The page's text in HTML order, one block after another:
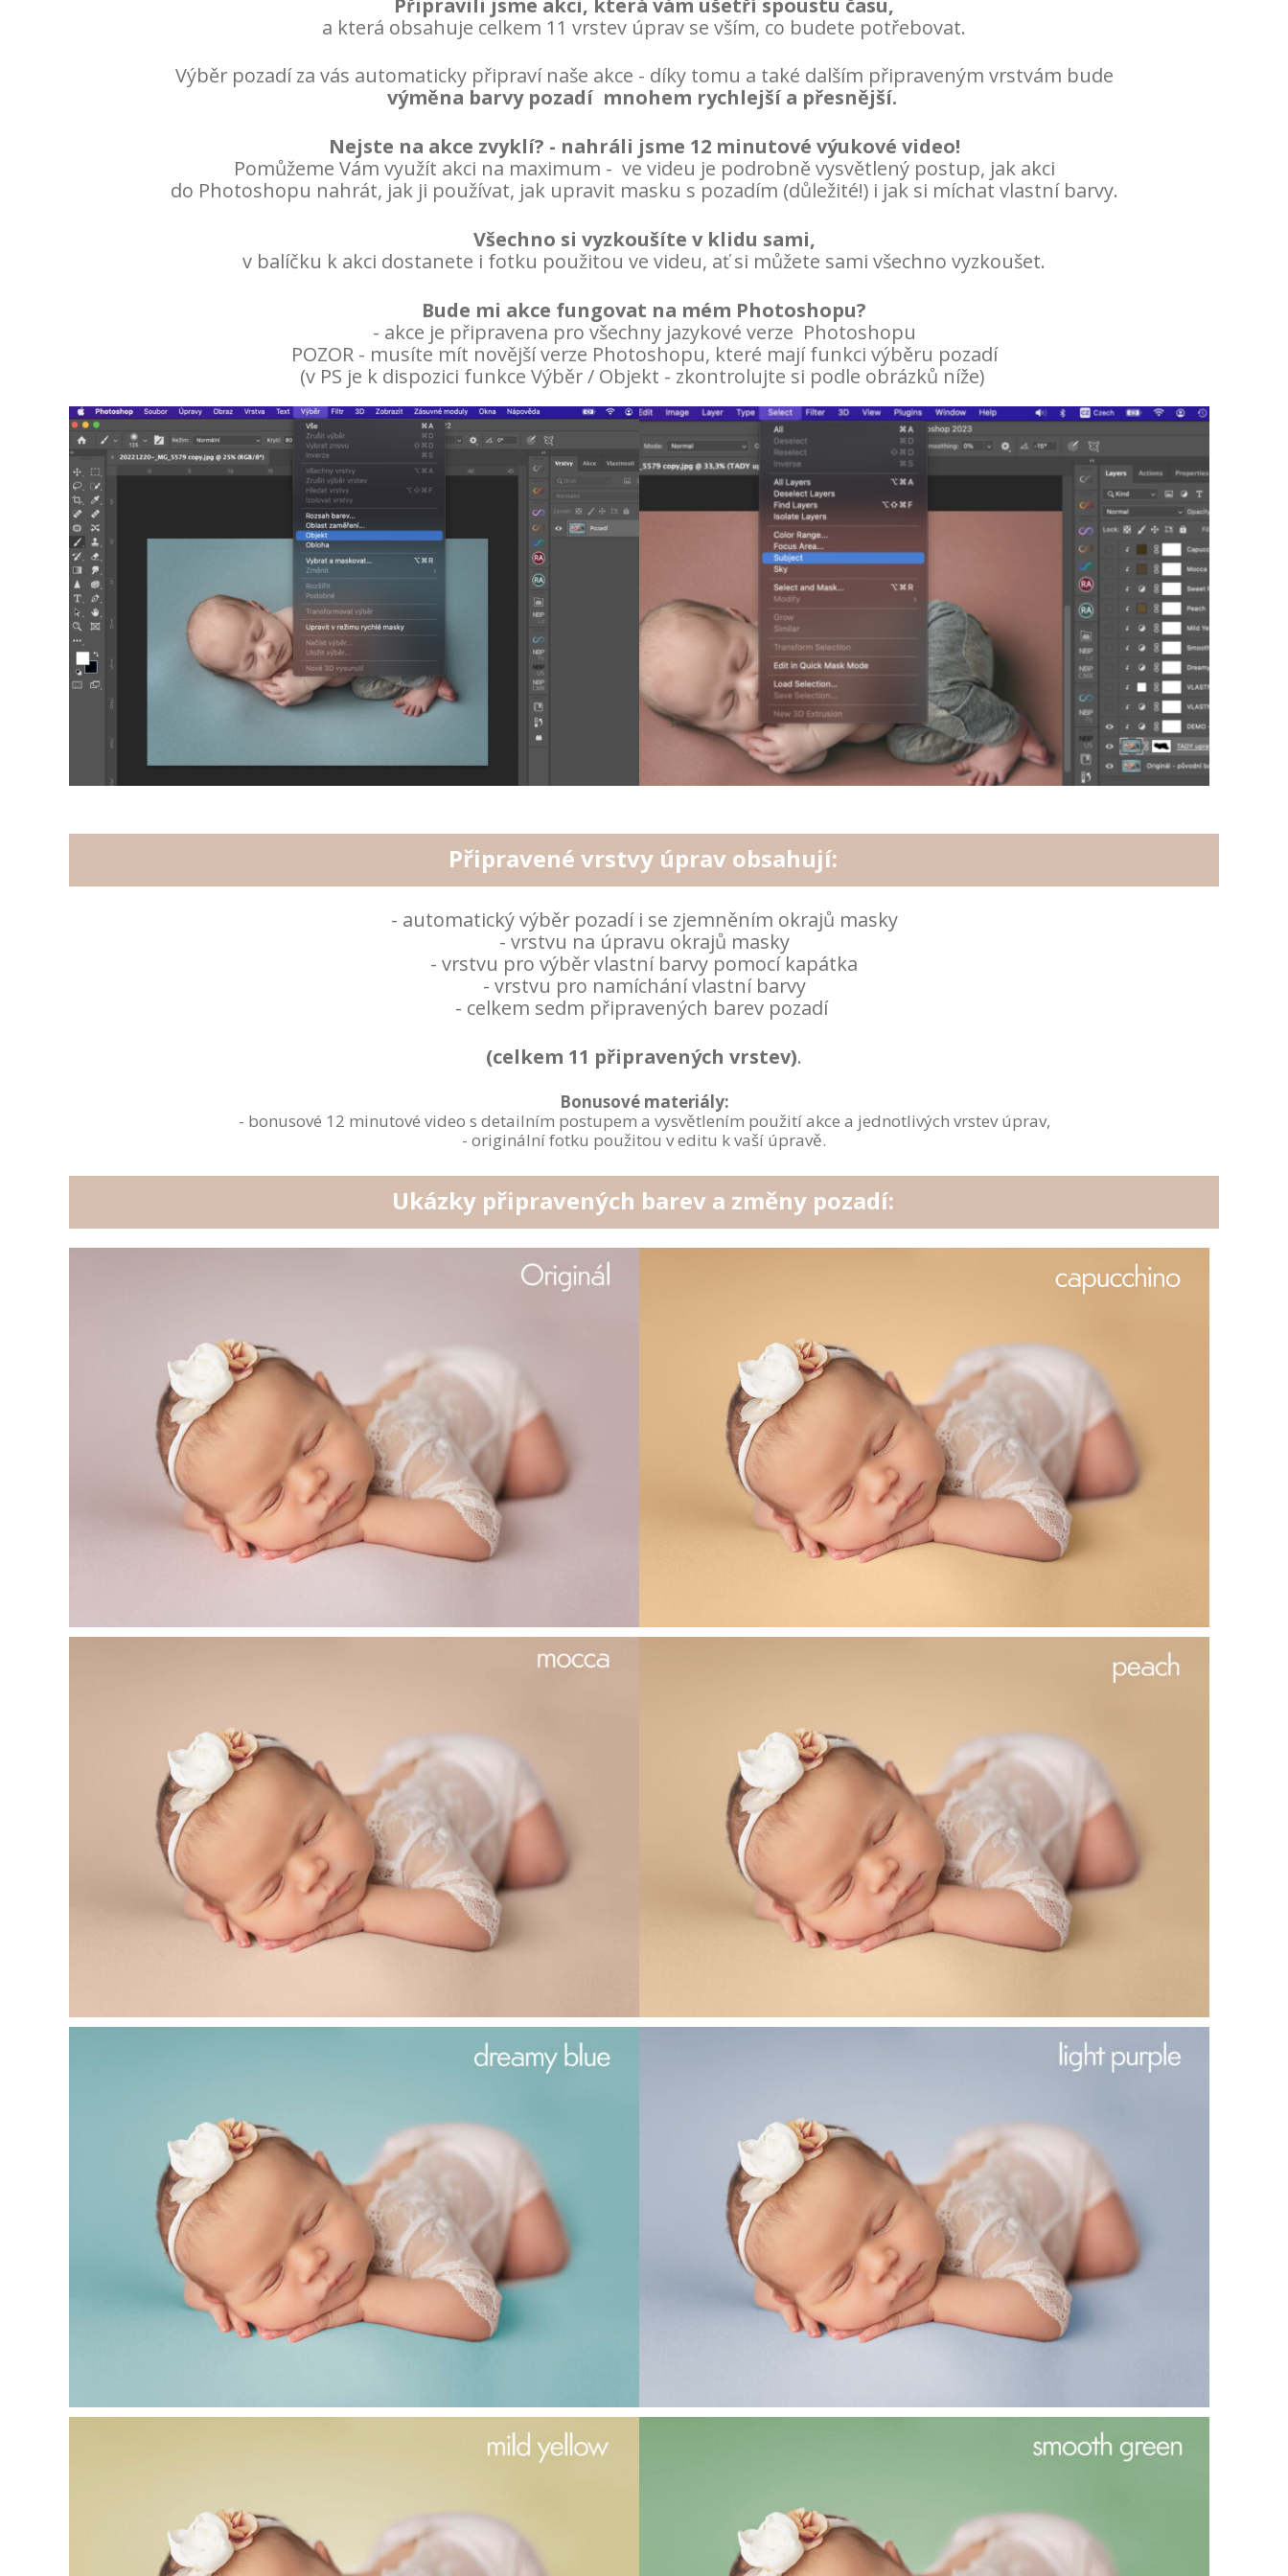
a která obsahuje celkem 11 vrstev úprav se vším, co budete potřebovat.
Výběr pozadí za vás automaticky připraví naše akce - díky tomu a také dalším připraveným vrstvám bude
výměna barvy pozadí mnohem rychlejší a přesnější.
Nejste na akce zvyklí? - nahráli jsme 12 minutové výukové video!
Pomůžeme Vám využít akci na maximum - ve videu je podrobně vysvětlený postup, jak akci
do Photoshopu nahrát, jak ji používat, jak upravit masku s pozadím (důležité!) i jak si míchat vlastní barvy.
Všechno si vyzkoušíte v klidu sami,
v balíčku k akci dostanete i fotku použitou ve videu, ať si můžete sami všechno vyzkoušet.
Bude mi akce fungovat na mém Photoshopu?
- akce je připravena pro všechny jazykové verze Photoshopu
POZOR - musíte mít novější verze Photoshopu, které mají funkci výběru pozadí
(v PS je k dispozici funkce Výběr / Objekt - zkontrolujte si podle obrázků níže)
Připravené vrstvy úprav obsahují:
- automatický výběr pozadí i se zjemněním okrajů masky
- vrstvu na úpravu okrajů masky
- vrstvu pro výběr vlastní barvy pomocí kapátka
- vrstvu pro namíchání vlastní barvy
- celkem sedm připravených barev pozadí
(celkem 11 připravených vrstev).
Bonusové materiály:
- bonusové 12 minutové video s detailním postupem a vysvětlením použití akce a jednotlivých vrstev úprav,
- originální fotku použitou v editu k vaší úpravě.
Ukázky připravených barev a změny pozadí: